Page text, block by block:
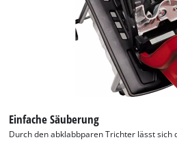
Einfache Säuberung
Durch den abklabbparen Trichter lässt sich